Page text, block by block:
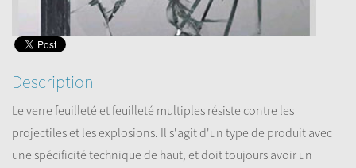
Description
Le verre feuilleté et feuilleté multiples résiste contre les
projectiles et les explosions. Il s'agit d'un type de produit avec
une spécificité technique de haut, et doit toujours avoir un